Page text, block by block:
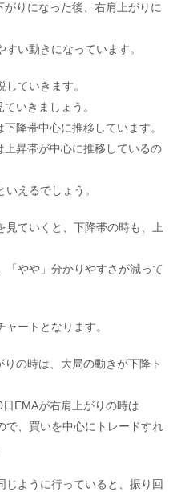
りになった後、右肩上がりに
い動きになっています。
していきます。
いきましょう。
降帯中心に推移しています。
昇帯が中心に推移しているの
えるでしょう。
見ていくと、下降帯の時も、上
「やや」分かりやすさが減って
ートとなります。
の時は、大局の動きが下降ト
EMAが右肩上がりの時は
で、買いを中心にトレードすれ
ように行っていると、振り回